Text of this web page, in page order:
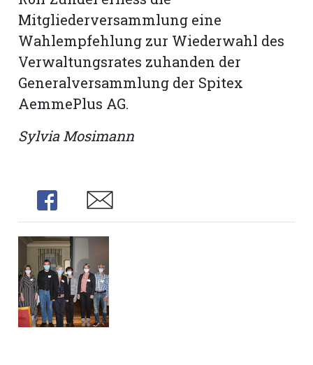
Mitgliederversammlung eine
Wahlempfehlung zur Wiederwahl des
Verwaltungsrates zuhanden der
Generalversammlung der Spitex
AemmePlus AG.
Sylvia Mosimann
Share Share